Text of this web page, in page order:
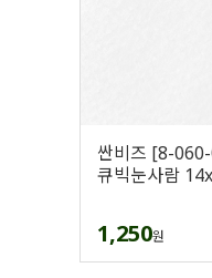
싼비즈 [8-
큐빅눈사람
1,250원